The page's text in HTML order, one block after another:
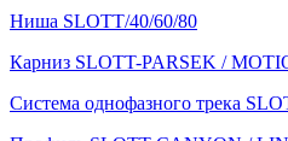
Ниша SLOTT/40/60/80
Карниз SLOTT-PARSEK /
Система однофазного трека